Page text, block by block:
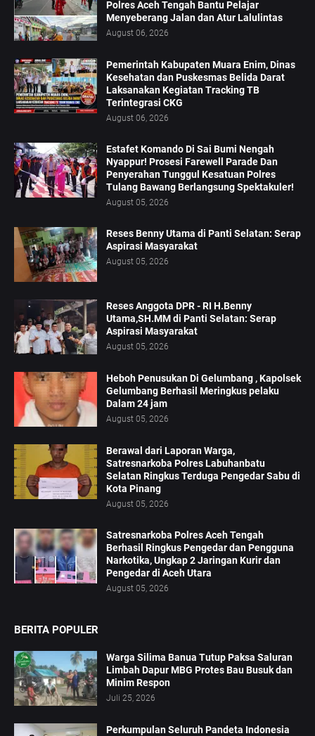
Polres Aceh Tengah Bantu Pelajar
Menyeberang Jalan dan Atur Lalulintas
August 06, 2026
‎Pemerintah Kabupaten Muara Enim, Dinas
Kesehatan dan Puskesmas Belida Darat
Laksanakan Kegiatan Tracking TB
Terintegrasi CKG
August 06, 2026
Estafet Komando Di Sai Bumi Nengah
Nyappur! Prosesi Farewell Parade Dan
Penyerahan Tunggul Kesatuan Polres
Tulang Bawang Berlangsung Spektakuler!
August 05, 2026
Reses Benny Utama di Panti Selatan: Serap
Aspirasi Masyarakat
August 05, 2026
Reses Anggota DPR - RI H.Benny
Utama,SH.MM di Panti Selatan: Serap
Aspirasi Masyarakat
August 05, 2026
Heboh Penusukan Di Gelumbang , Kapolsek
Gelumbang Berhasil Meringkus pelaku
Dalam 24 jam
August 05, 2026
Berawal dari Laporan Warga,
Satresnarkoba Polres Labuhanbatu
Selatan Ringkus Terduga Pengedar Sabu di
Kota Pinang
August 05, 2026
Satresnarkoba Polres Aceh Tengah
Berhasil Ringkus Pengedar dan Pengguna
Narkotika, Ungkap 2 Jaringan Kurir dan
Pengedar di Aceh Utara
August 05, 2026
BERITA POPULER
Warga Silima Banua Tutup Paksa Saluran
Limbah Dapur MBG Protes Bau Busuk dan
Minim Respon
Juli 25, 2026
Perkumpulan Seluruh Pandeta Indonesia